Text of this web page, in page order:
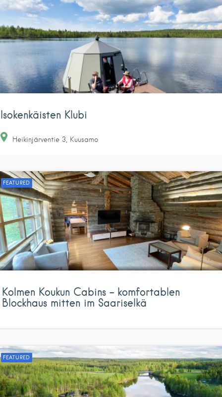
Isokenkäisten Klubi
Heikinjärventie 3 Kuusamo
FEATURED
Kolmen Koukun Cabins – komfortablen
Blockhaus mitten im Saariselkä
FEATURED